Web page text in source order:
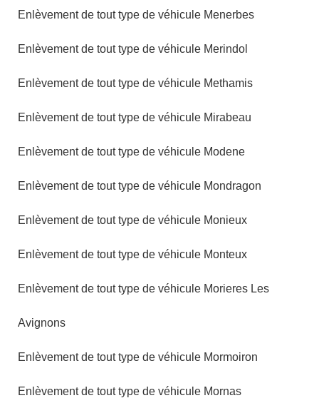
Enlèvement de tout type de véhicule Menerbes
Enlèvement de tout type de véhicule Merindol
Enlèvement de tout type de véhicule Methamis
Enlèvement de tout type de véhicule Mirabeau
Enlèvement de tout type de véhicule Modene
Enlèvement de tout type de véhicule Mondragon
Enlèvement de tout type de véhicule Monieux
Enlèvement de tout type de véhicule Monteux
Enlèvement de tout type de véhicule Morieres Les
Avignons
Enlèvement de tout type de véhicule Mormoiron
Enlèvement de tout type de véhicule Mornas